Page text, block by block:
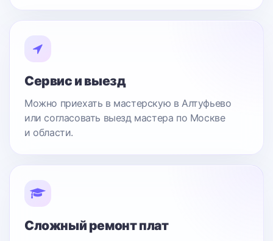
Сервис и выезд
Можно приехать в мастерскую в Алтуфьево
или согласовать выезд мастера по Москве
и области.
Сложный ремонт плат